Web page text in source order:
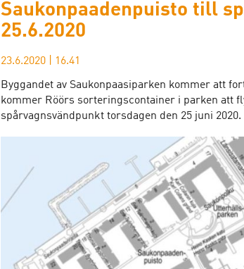
Saukonpaadenpuisto till
25.6.2020
23.6.2020 16.41
Byggandet av Saukonpaasiparken kommer att
kommer Röörs sorteringscontainer i parken att
spårvagnsvändpunkt torsdagen den 25 juni 2020.